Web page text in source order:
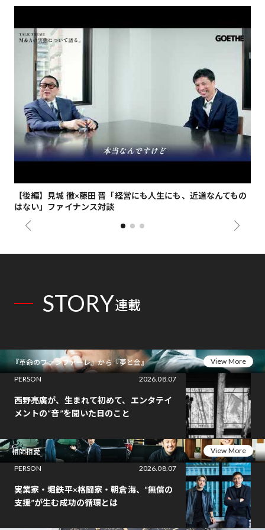
【後編】見城 徹×藤田 晋「経営にも人生にも、近道なんてもの
はない」ファイナンス対談
STORY連載
『革命のファンファーレ』から『夢と金』
View More
PERSON
2026.08.07
西野亮廣が、生まれて初めて、エンタテイ
メントの“音”を聞いた日のこと
相師相愛
View More
PERSON
2026.08.07
実業家・堀鉄平×格闘家・朝倉海、“無償の
支援”が生む成功の循環とは